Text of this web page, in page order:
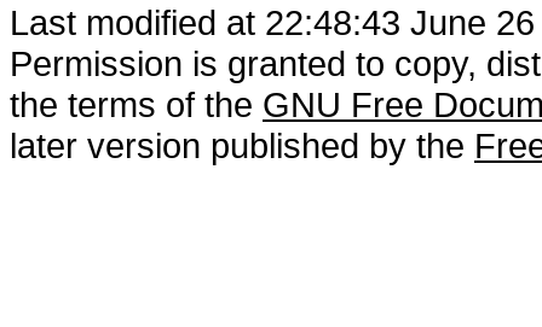
Last modified at 22:48:43 June
Permission is granted to copy,
the terms of the GNU Free
later version published by the